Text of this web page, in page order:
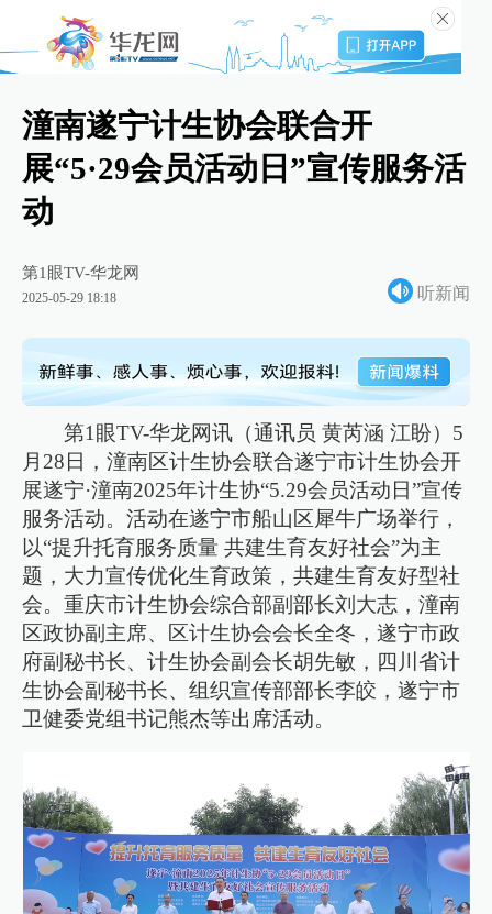
潼南遂宁计生协会联合开
展“5·29会员活动日”宣传服务活
动
第1眼TV-华龙网
2025-05-29 18:18 听新闻
第1眼TV-华龙网讯（通讯员 黄芮涵 江盼）5
月28日，潼南区计生协会联合遂宁市计生协会开
展遂宁·潼南2025年计生协“5.29会员活动日”宣传
服务活动。活动在遂宁市船山区犀牛广场举行，
以“提升托育服务质量 共建生育友好社会”为主
题，大力宣传优化生育政策，共建生育友好型社
会。重庆市计生协会综合部副部长刘大志，潼南
区政协副主席、区计生协会会长全冬，遂宁市政
府副秘书长、计生协会副会长胡先敏，四川省计
生协会副秘书长、组织宣传部部长李皎，遂宁市
卫健委党组书记熊杰等出席活动。